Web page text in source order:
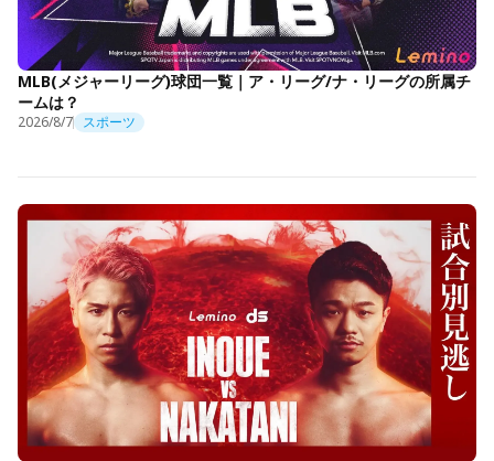
MLB(メジャーリーグ)球団一覧｜ア・リーグ/ナ・リーグの所属チ
ームは？
2026/8/7 スポーツ